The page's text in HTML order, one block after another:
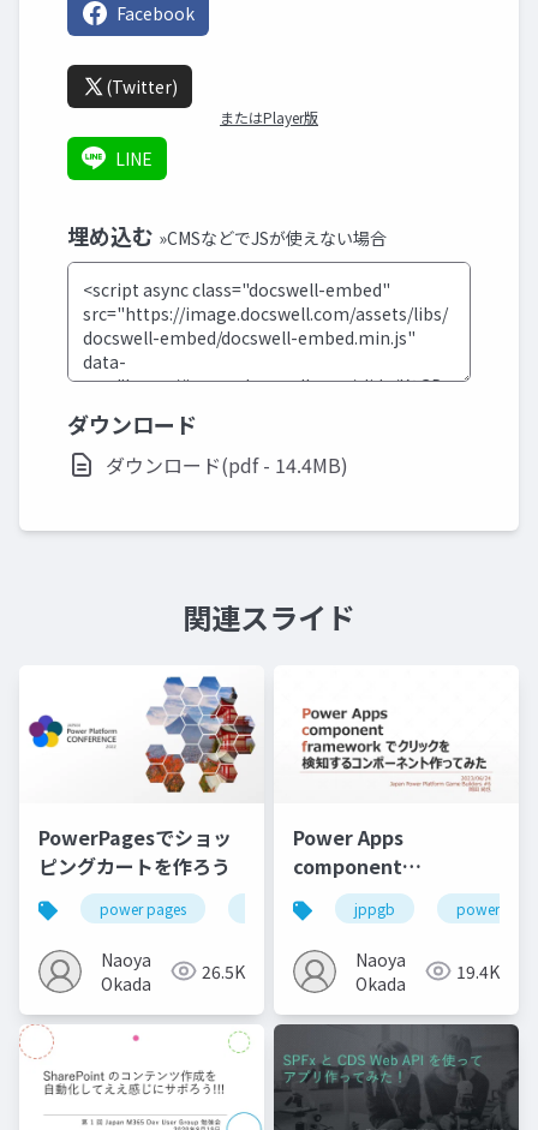
Facebook
(Twitter)
またはPlayer版
LINE
埋め込む »CMSなどでJSが使えない場合
ダウンロード
ダウンロード(pdf - 14.4MB)
関連スライド
PowerPagesでショッ
ピングカートを作ろう
power pages power platform jppc2022
Naoya
Okada
26.5K
Power Apps
component
framework でクリッ
クを検知するコンポー
ネント作ってみた
jppgb power
Naoya
Okada
19.4K